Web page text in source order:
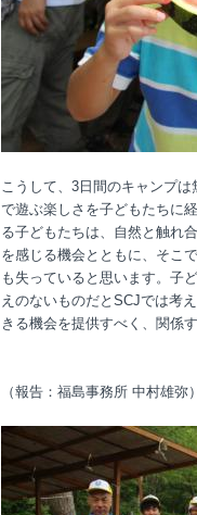
こうして、3日間のキャンプ
で遊ぶ楽しさを子どもたちに
る子どもたちは、自然と触れ
を感じる機会とともに、そこ
も失っていると思います。子
えのないものだとSCJでは考
きる機会を提供すべく、関係
（報告：福島事務所 中村雄弥）